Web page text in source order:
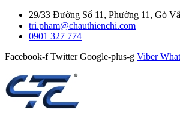
29/33 Đường Số 11, Phường 11, Gò
tri.pham@chauthienchi.com
0901 327 774
Facebook-f Twitter Google-plus-g Viber